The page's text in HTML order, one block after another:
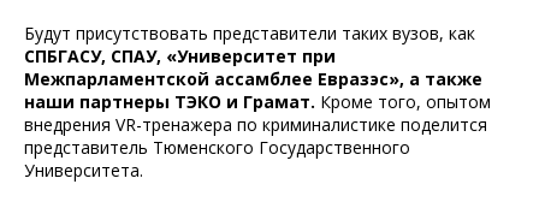
Будут присутствовать представители таких вузов, как
СПБГАСУ, СПАУ, «Университет при
Межпарламентской ассамблее Евразэс», а также
наши партнеры ТЭКО и Грамат. Кроме того, опытом
внедрения VR-тренажера по криминалистике поделится
представитель Тюменского Государственного
Университета.